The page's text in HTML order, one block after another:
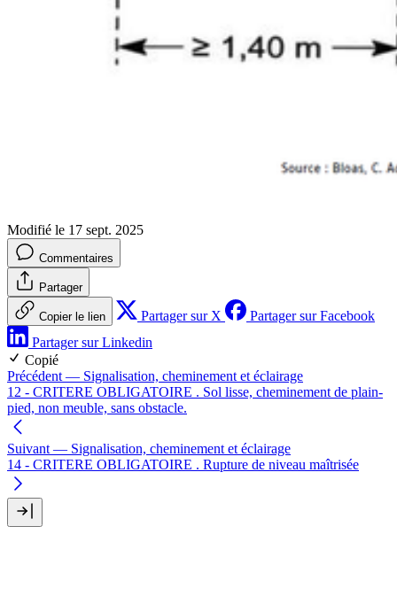
Modifié le 17 sept. 2025
Commentaires
Partager
Copier le lien Partager sur X
Partager sur Facebook
Partager sur Linkedin
Copié
Précédent — Signalisation, cheminement et éclairage
12 - CRITERE OBLIGATOIRE . Sol lisse, cheminement de plain-
pied, non meuble, sans obstacle.
Suivant — Signalisation, cheminement et éclairage
14 - CRITERE OBLIGATOIRE . Rupture de niveau maîtrisée